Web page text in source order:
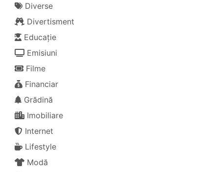
Diverse
Divertisment
Educație
Emisiuni
Filme
Financiar
Grădină
Imobiliare
Internet
Lifestyle
Modă